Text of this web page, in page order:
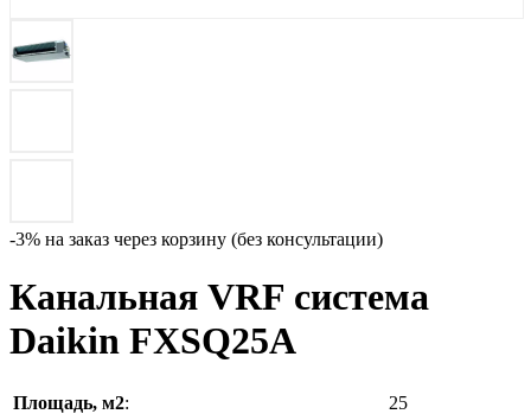
-3% на заказ через корзину (без консультации)
Канальная VRF система
Daikin FXSQ25A
Площадь, м2:
25